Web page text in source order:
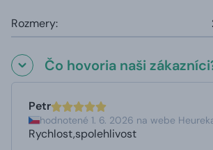
Rozmery:
Čo hovoria naši
Petr
hodnotené 1. 6. 2026 na webe
Rychlost,spolehlivost